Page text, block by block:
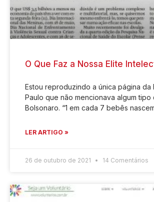
O Que Faz a Nossa Elite
Estou reproduzindo a única página da
Paulo que não mencionava algum tipo
Bolsonaro. “1 em cada 7 bebês
LER ARTIGO »
26 de outubro de 2021 14 Comentários